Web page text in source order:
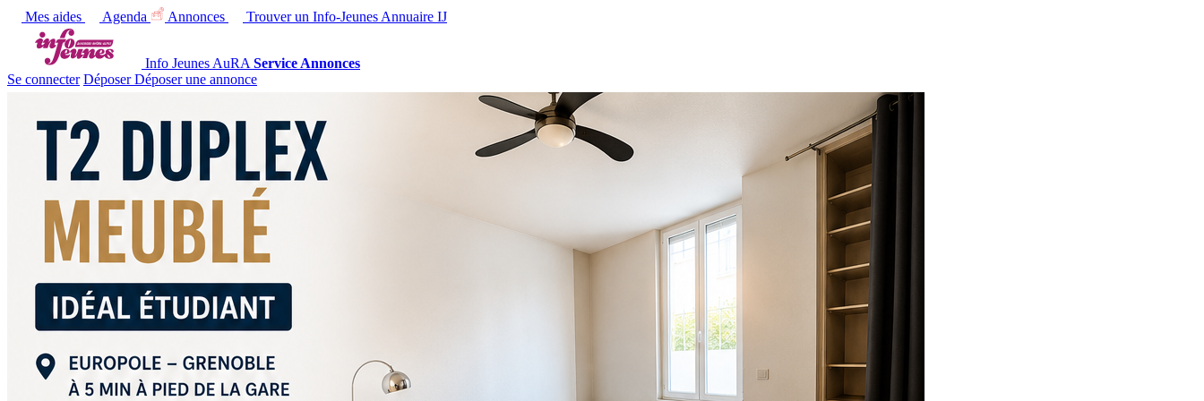
Mes aides Agenda Annonces Trouver un Info-Jeunes Annuaire IJ
Info Jeunes AuRA Service Annonces
Se connecter Déposer Déposer une annonce